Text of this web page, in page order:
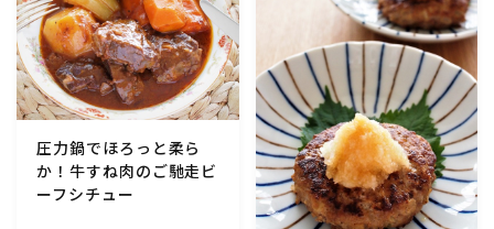
野菜料理(キャベツ・白菜・ほうれん草・レタス・小松
菜・にら)
野菜料理(ズッキーニ・コーン・いんげん・そら豆・え
野菜料理(玉ねぎ・ねぎ・アボカド・青梗菜・セロリ・
圧力鍋でほろっと柔ら
か！牛すね肉のご馳走ビ
ーフシチュー